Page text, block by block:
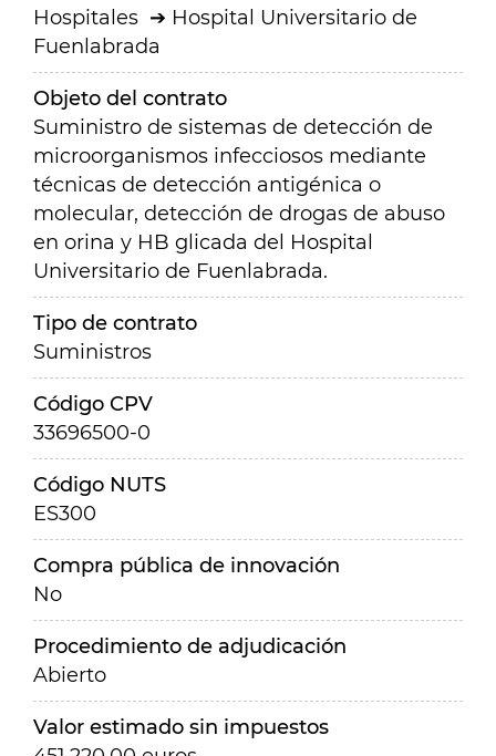
Hospitales
Hospital Universitario de
Fuenlabrada
Objeto del contrato
Suministro de sistemas de detección de
microorganismos infecciosos mediante
técnicas de detección antigénica o
molecular, detección de drogas de abuso
en orina y HB glicada del Hospital
Universitario de Fuenlabrada.
Tipo de contrato
Suministros
Código CPV
33696500-0
Código NUTS
ES300
Compra pública de innovación
No
Procedimiento de adjudicación
Abierto
Valor estimado sin impuestos